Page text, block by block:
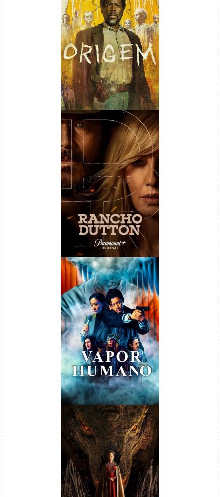
Origem 4ª Temporada Torrent
(2026) WEB-DL 1080p/4K
Dual Áudio
Rancho Dutton 1ª
Temporada Torrent (2026)
WEB-DL 1080p Dual Áudio
Vapor Humano 1ª Temporada
Torrent (2026) WEB-DL 1080p
Dual Áudio
A Casa do Dragão 1ª
Temporada Torrent (2022)
WEB-DL 720p/1080p Dual
Áudio